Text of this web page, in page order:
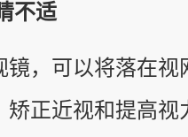
不适
，可以将落在视
矫正近视和提高视